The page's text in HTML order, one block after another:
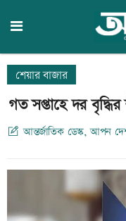
শেয়ার বাজার
গত সপ্তাহে দর বৃদ্ধির
আন্তর্জাতিক ডেস্ক, আপন